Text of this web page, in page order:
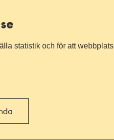
statistik och för att